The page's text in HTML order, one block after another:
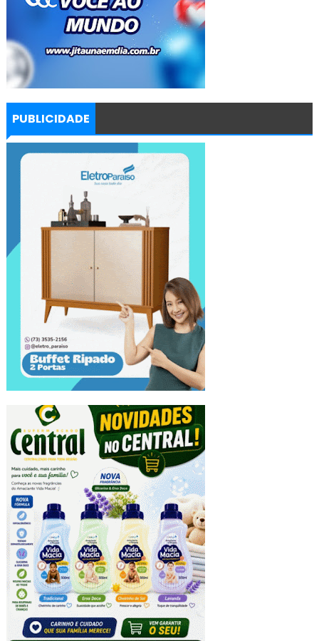
PUBLICIDADE